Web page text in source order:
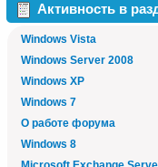
Активность в
Windows Vista
Windows Server 2008
Windows XP
Windows 7
О работе форума
Windows 8